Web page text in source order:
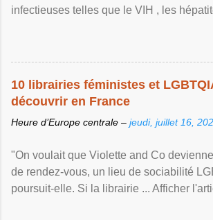
infectieuses telles que le VIH , les
10 librairies féministes et
découvrir en France
Heure d’Europe centrale – jeudi, juillet 16,
"On voulait que Violette and Co
de rendez-vous, un lieu de sociabilité
poursuit-elle. Si la librairie ... Afficher